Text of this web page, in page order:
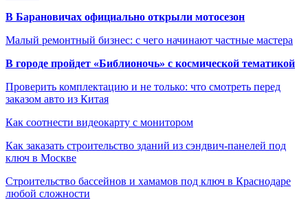
В Барановичах официально открыли мотосезон
Малый ремонтный бизнес: с чего начинают частные мастера
В городе пройдет «Библионочь» с космической тематикой
Проверить комплектацию и не только: что смотреть перед
заказом авто из Китая
Как соотнести видеокарту с монитором
Как заказать строительство зданий из сэндвич-панелей под
ключ в Москве
Строительство бассейнов и хамамов под ключ в Краснодаре
любой сложности